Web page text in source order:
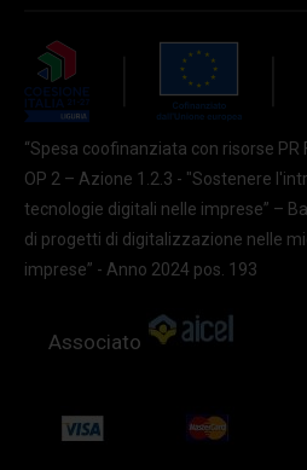
“Spesa coofinanziata con risorse PR
OP 2 – Azione 1.2.3 - "Sostenere
tecnologie digitali nelle imprese” –
di progetti di digitalizzazione nelle
imprese” - Anno 2024 pos. 193
Associato